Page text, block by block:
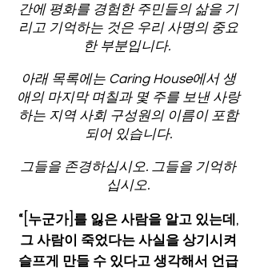
간에 평화를 경험한 주민들의 삶을 기
리고 기억하는 것은 우리 사명의 중요
한 부분입니다.
아래 목록에는 Caring House에서 생
애의 마지막 며칠과 몇 주를 보낸 사랑
하는 지역 사회 구성원의 이름이 포함
되어 있습니다.
그들을 존경하십시오. 그들을 기억하
십시오.
“[누군가]를 잃은 사람을 알고 있는데,
그 사람이 죽었다는 사실을 상기시켜
슬프게 만들 수 있다고 생각해서 언급